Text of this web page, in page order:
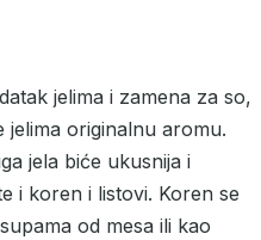
jelima i zamena za so,
jelima originalnu aromu.
jela biće ukusnija i
i koren i listovi. Koren se
od mesa ili kao